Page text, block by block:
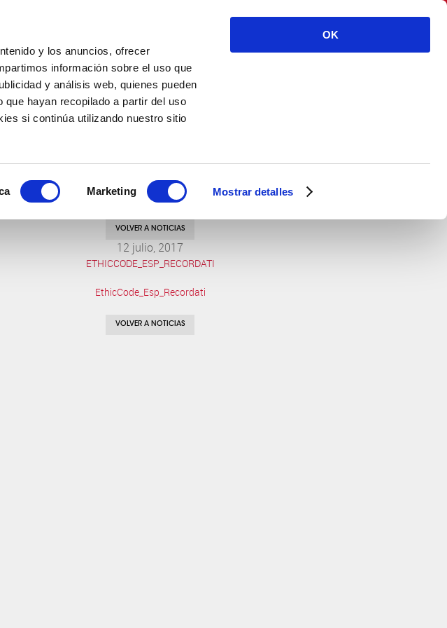
y los anuncios, ofrecer
información sobre el uso que
y análisis web, quienes pueden
hayan recopilado a partir del uso
si continúa utilizando nuestro sitio
Marketing Mostrar detalles
OK
BIENESTAR
VOLVER A NOTICIAS
12 julio, 2017
ETHICCODE_ESP_RECORDATI
EthicCode_Esp_Recordati
VOLVER A NOTICIAS